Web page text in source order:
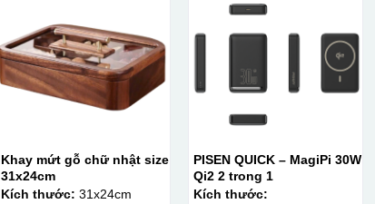
Khay mứt gỗ chữ nhật size
31x24cm
Kích thước: 31x24cm
PISEN QUICK – MagiPi 30W
Qi2 2 trong 1
Kích thước: